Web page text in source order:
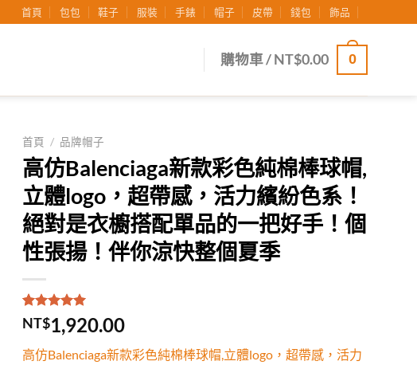
首頁 包包 鞋子 服裝 手錶 帽子 皮帶 錢包 飾品
購物車 /NT$0.00 0
首頁 / 品牌帽子
高仿Balenciaga新款彩色純棉棒球帽,
立體logo，超帶感，活力繽紛色系！
絕對是衣櫥搭配單品的一把好手！個
性張揚！伴你涼快整個夏季
評分5.00/
5，已有
1
位
分
NT$1,920.00
高仿Balenciaga新款彩色純棉棒球帽,立體logo，超帶感，活力